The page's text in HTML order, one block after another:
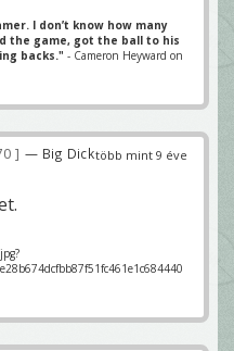
I don’t know how many
the game, got the ball to his
backs." - Cameron Heyward on
több mint 9 éve
— Big Dick